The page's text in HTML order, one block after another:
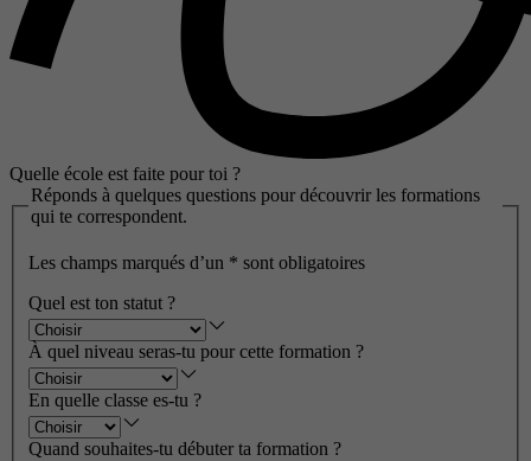
Quelle école est faite pour toi ?
Réponds à quelques questions pour découvrir les formations
qui te correspondent.
Les champs marqués d’un * sont obligatoires
Quel est ton statut ?
À quel niveau seras-tu pour cette formation ?
En quelle classe es-tu ?
Quand souhaites-tu débuter ta formation ?